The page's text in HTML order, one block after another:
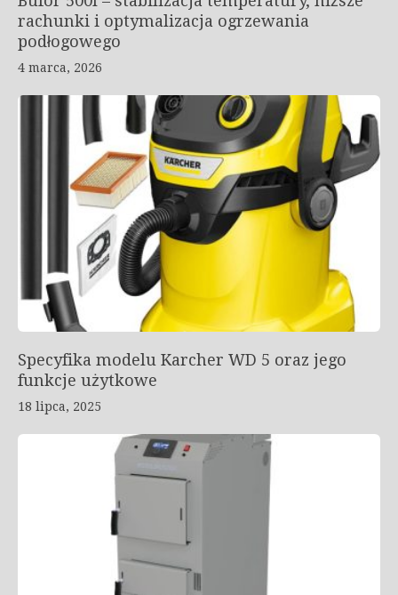
rachunki i optymalizacja ogrzewania
podłogowego
4 marca, 2026
Specyfika modelu Karcher WD 5 oraz jego
funkcje użytkowe
18 lipca, 2025